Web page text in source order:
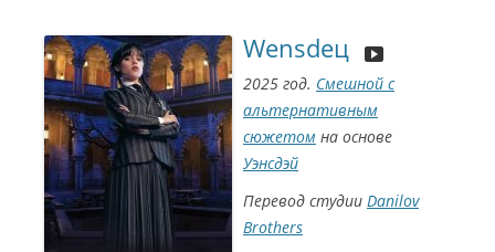
Wensdeц
2025 год. Смешной с
альтернативным
сюжетом на основе
Уэнсдэй
Перевод студии Danilov
Brothers